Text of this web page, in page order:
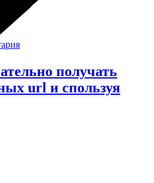
получать
url и спользуя